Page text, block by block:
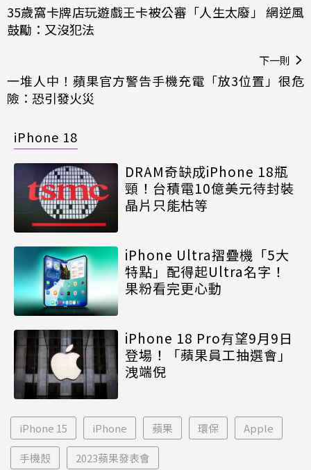
35歲窩卡牌店玩遊戲王卡被公審「人生太廢」 網逆風
鼓勵：又沒犯法
下一則
一堆人中！蘋果官方警告手機充電「放3位置」很危
險：恐引發火災
iPhone 18
DRAM奇缺成iPhone 18瓶
頸！台積電10億美元待封裝
晶片只能枯等
iPhone Ultra摺疊機「5大
特點」配得起Ultra名字！
果粉看完更心動
iPhone 18 Pro有望9月9日
登場！「蘋果員工抽選會」
洩端倪
iPhone 15 iPhone 蘋果 環保 Apple
手機殼 2023蘋果發表會